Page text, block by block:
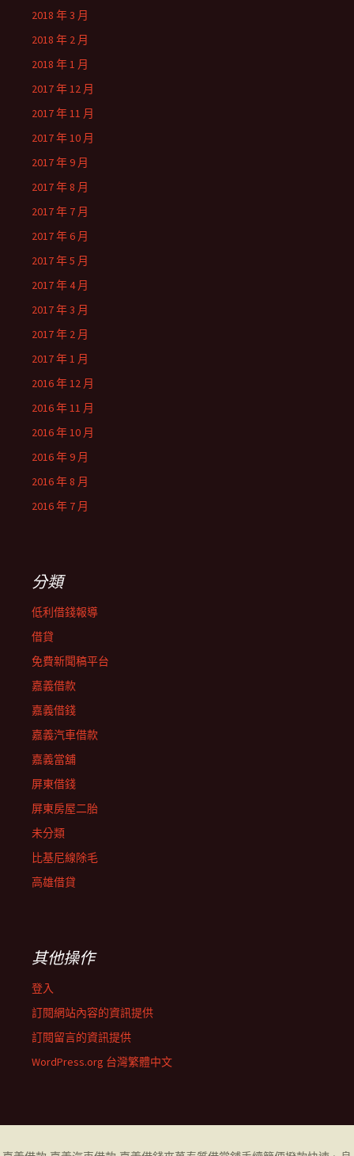
2018 年 3 月
2018 年 2 月
2018 年 1 月
2017 年 12 月
2017 年 11 月
2017 年 10 月
2017 年 9 月
2017 年 8 月
2017 年 7 月
2017 年 6 月
2017 年 5 月
2017 年 4 月
2017 年 3 月
2017 年 2 月
2017 年 1 月
2016 年 12 月
2016 年 11 月
2016 年 10 月
2016 年 9 月
2016 年 8 月
2016 年 7 月
分類
低利借錢報導
借貸
免費新聞稿平台
嘉義借款
嘉義借錢
嘉義汽車借款
嘉義當舖
屏東借錢
屏東房屋二胎
未分類
比基尼線除毛
高雄借貸
其他操作
登入
訂閱網站內容的資訊提供
訂閱留言的資訊提供
WordPress.org 台灣繁體中文